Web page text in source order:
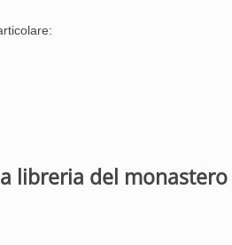
libreria del monastero